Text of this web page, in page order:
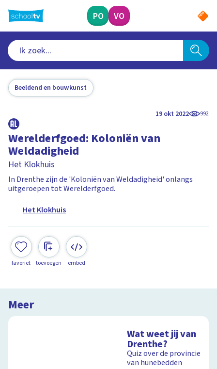
naar
hoofdinhoud
PO VO
Beeldend en bouwkunst
19 okt 2022 992
Werelderfgoed: Koloniën van
Weldadigheid
Het Klokhuis
In Drenthe zijn de 'Koloniën van Weldadigheid' onlangs
uitgeroepen tot Werelderfgoed.
Het Klokhuis
favoriet toevoegen embed
Meer
Wat weet jij van
Drenthe?
Quiz over de provincie
van hunebedden